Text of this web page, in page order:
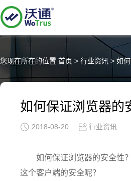
您现在所在的位置 首页 > 行业资讯 > 如
如何保证浏览器的
2018-08-20 行业资讯
如何保证浏览器的安全性
这个客户端的安全呢？